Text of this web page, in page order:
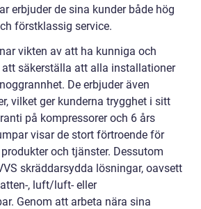
erbjuder de sina kunder både hög
förstklassig service.
vikten av att ha kunniga och
säkerställa att alla installationer
De erbjuder även
vilket ger kunderna trygghet i sitt
på kompressorer och 6 års
visar de stort förtroende för
och tjänster. Dessutom
skräddarsydda lösningar, oavsett
, luft/luft- eller
Genom att arbeta nära sina